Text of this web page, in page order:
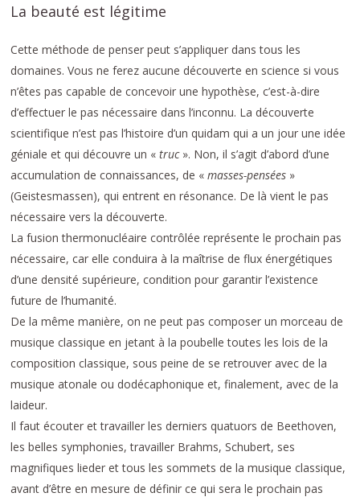
La beauté est légitime
Cette méthode de penser peut s’appliquer dans tous les
domaines. Vous ne ferez aucune découverte en science si vous
n’êtes pas capable de concevoir une hypothèse, c’est-à-dire
d’effectuer le pas nécessaire dans l’inconnu. La découverte
scientifique n’est pas l’histoire d’un quidam qui a un jour une idée
géniale et qui découvre un «truc». Non, il s’agit d’abord d’une
accumulation de connaissances, de «masses-pensées »
(Geistesmassen), qui entrent en résonance. De là vient le pas
nécessaire vers la découverte.
La fusion thermonucléaire contrôlée représente le prochain pas
nécessaire, car elle conduira à la maîtrise de flux énergétiques
d’une densité supérieure, condition pour garantir l’existence
future de l’humanité.
De la même manière, on ne peut pas composer un morceau de
musique classique en jetant à la poubelle toutes les lois de la
composition classique, sous peine de se retrouver avec de la
musique atonale ou dodécaphonique et, finalement, avec de la
laideur.
Il faut écouter et travailler les derniers quatuors de Beethoven,
les belles symphonies, travailler Brahms, Schubert, ses
magnifiques lieder et tous les sommets de la musique classique,
avant d’être en mesure de définir ce qui sera le prochain pas